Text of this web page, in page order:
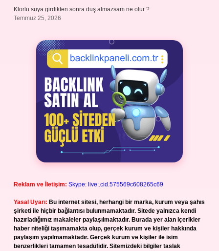
Klorlu suya girdikten sonra duş almazsam ne olur ?
Temmuz 25, 2026
Reklam ve İletişim: Skype: live:.cid.575569c608265c69
Yasal Uyarı: Bu internet sitesi, herhangi bir marka, kurum veya şahıs
şirketi ile hiçbir bağlantısı bulunmamaktadır. Sitede yalnızca kendi
hazırladığımız makaleler paylaşılmaktadır. Burada yer alan içerikler
haber niteliği taşımamakta olup, gerçek kurum ve kişiler hakkında
paylaşım yapılmamaktadır. Gerçek kurum ve kişiler ile isim
benzerlikleri tamamen tesadüfidir. Sitemizdeki bilgiler taslak